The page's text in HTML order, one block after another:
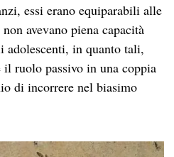
essi erano equiparabili alle
avevano piena capacità
adolescenti, in quanto tali,
ruolo passivo in una coppia
di incorrere nel biasimo